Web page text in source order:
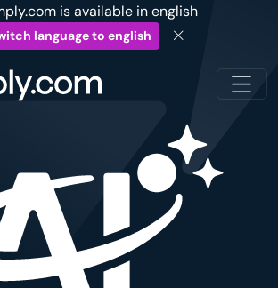
is available in english
language to english